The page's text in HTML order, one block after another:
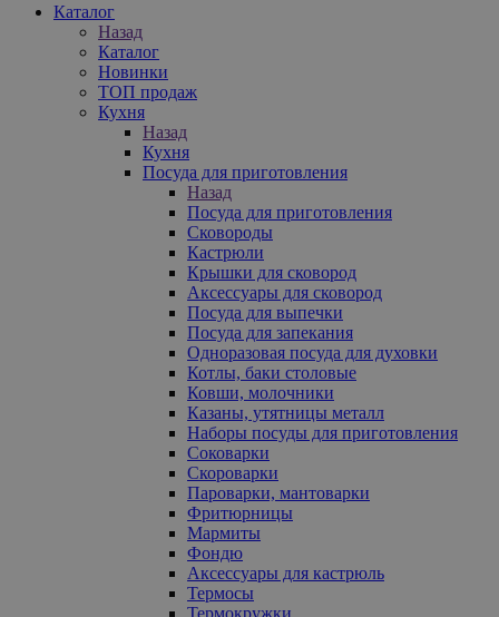
Каталог
Назад
Каталог
Новинки
ТОП продаж
Кухня
Назад
Кухня
Посуда для приготовления
Назад
Посуда для приготовления
Сковороды
Кастрюли
Крышки для сковород
Аксессуары для сковород
Посуда для выпечки
Посуда для запекания
Одноразовая посуда для духовки
Котлы, баки столовые
Ковши, молочники
Казаны, утятницы металл
Наборы посуды для приготовления
Соковарки
Скороварки
Пароварки, мантоварки
Фритюрницы
Мармиты
Фондю
Аксессуары для кастрюль
Термосы
Термокружки